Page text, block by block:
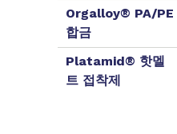
Orgalloy® PA/PE
합금
Platamid® 핫멜
트 접착제